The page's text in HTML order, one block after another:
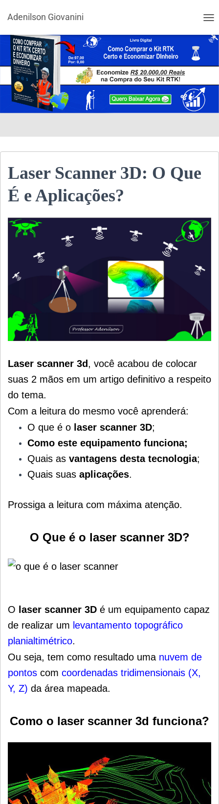
Adenilson Giovanini
Laser Scanner 3D: O Que
É e Aplicações?
Laser scanner 3d, você acabou de colocar
suas 2 mãos em um artigo definitivo a respeito
do tema.
Com a leitura do mesmo você aprenderá:
O que é o laser scanner 3D;
Como este equipamento funciona;
Quais as vantagens desta tecnologia;
Quais suas aplicações.
Prossiga a leitura com máxima atenção.
O Que é o laser scanner 3D?
O laser scanner 3D é um equipamento capaz
de realizar um levantamento topográfico
planialtimétrico.
Ou seja, tem como resultado uma nuvem de
pontos com coordenadas tridimensionais (X,
Y, Z) da área mapeada.
Como o laser scanner 3d funciona?